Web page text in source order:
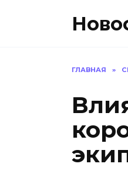
ГЛАВНАЯ »